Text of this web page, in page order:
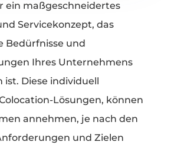
ein maßgeschneidertes
Servicekonzept, das
Bedürfnisse und
Ihres Unternehmens
Diese individuell
Lösungen, können
annehmen, je nach den
und Zielen